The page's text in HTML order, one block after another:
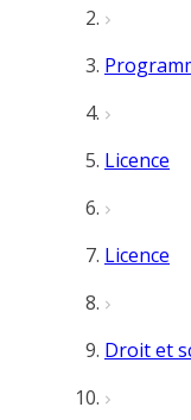
Licence
Licence
Droit et